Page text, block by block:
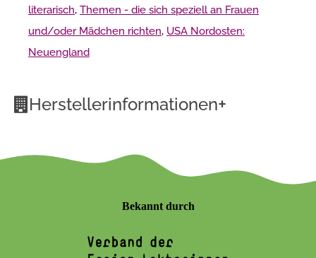
literarisch, Themen - die sich speziell an Frauen
und/oder Mädchen richten, USA Nordosten:
Neuengland
Herstellerinformationen+
Bekannt durch